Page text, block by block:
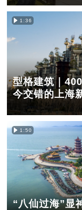
1:36
型格建筑｜
今交错的上海
1:50
“八仙过海”显